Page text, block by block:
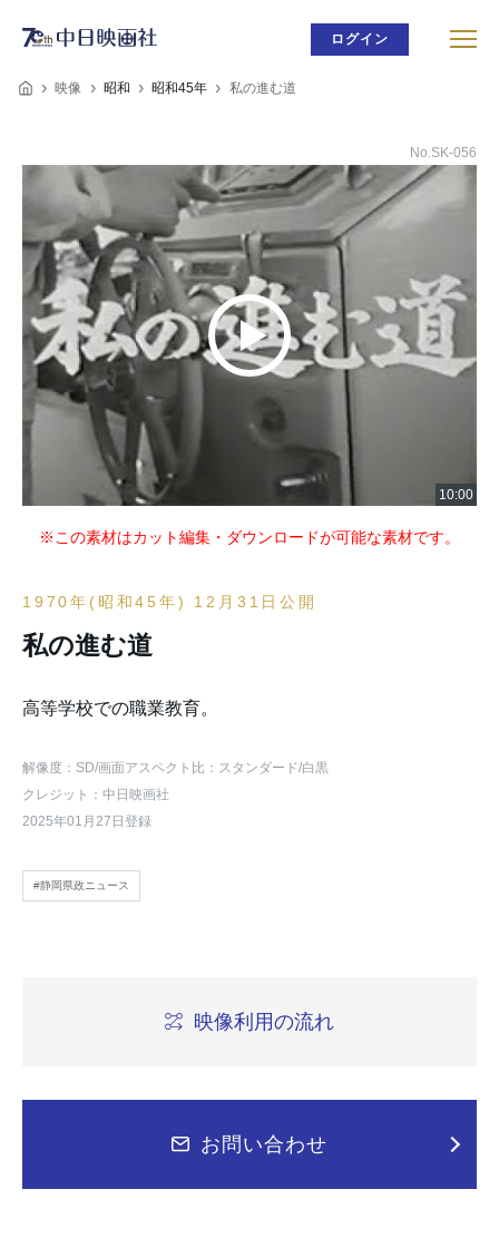
ログイン
映像 昭和 昭和45年 私の進む道
No.SK-056
※この素材はカット編集・ダウンロードが可能な素材です。
1970年(昭和45年) 12月31日公開
私の進む道
高等学校での職業教育。
解像度：SD/画面アスペクト比：スタンダード/白黒
クレジット：中日映画社
2025年01月27日登録
#静岡県政ニュース
映像利用の流れ
お問い合わせ